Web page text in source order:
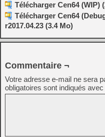
Télécharger Cen64 (WIP)
Télécharger Cen64
r2017.04.23 (3.4 Mo)
Commentaire ¬
Votre adresse e-mail ne sera
obligatoires sont indiqués avec